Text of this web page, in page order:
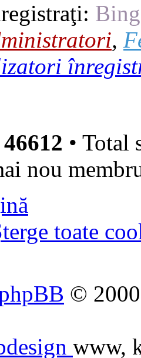
,
46612 • Total
nou
toate
©
www,